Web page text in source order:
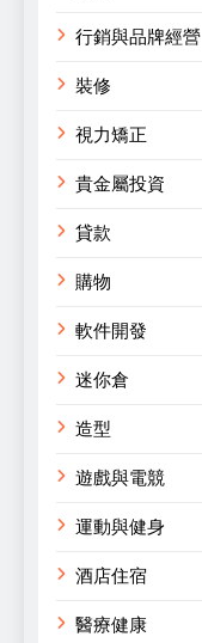
行銷與品牌經營
裝修
視力矯正
貴金屬投資
貸款
購物
軟件開發
迷你倉
造型
遊戲與電競
運動與健身
酒店住宿
醫療健康